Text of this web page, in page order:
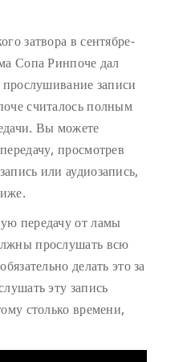
затвора в сентябре-
Сопа Ринпоче дал
записи
считалось полным
Вы можете
просмотрев
или аудиозапись,
передачу от ламы
прослушать всю
делать это за
эту запись
столько времени,